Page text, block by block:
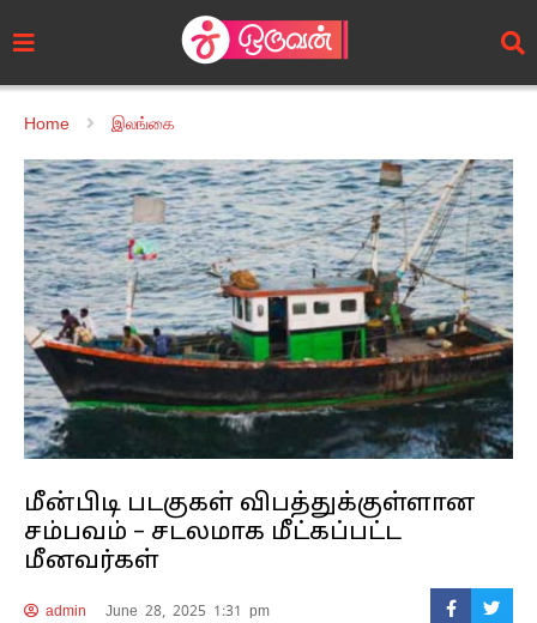
Home இலங்கை
மீன்பிடி படகுகள் விபத்துக்குள்ளான
சம்பவம் – சடலமாக மீட்கப்பட்ட
மீனவர்கள்
admin June 28, 2025 1:31 pm